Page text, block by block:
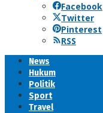
Facebook
Twitter
Pinterest
RSS
News
Hukum
Politik
Sport
Travel